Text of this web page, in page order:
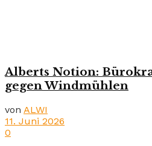
Alberts Notion:
gegen Windmühlen
von ALWI
11. Juni 2026
0